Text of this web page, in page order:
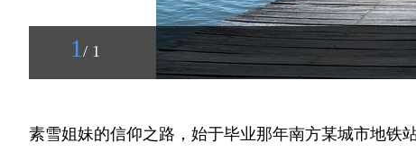
1 / 1
素雪姐妹的信仰之路，始于毕业那年南方某城市地铁